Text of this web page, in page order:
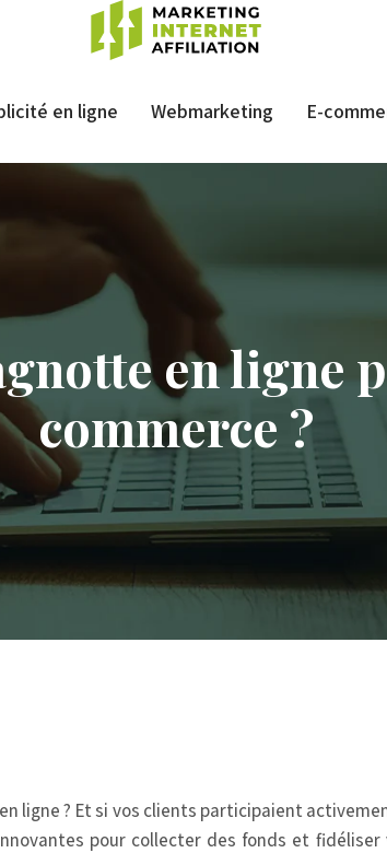
en ligne Webmarketing E-
en ligne
commerce ?
ligne ? Et si vos clients participaient
pour collecter des fonds et